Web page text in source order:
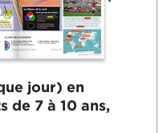
jour) en
de 7 à 10 ans,